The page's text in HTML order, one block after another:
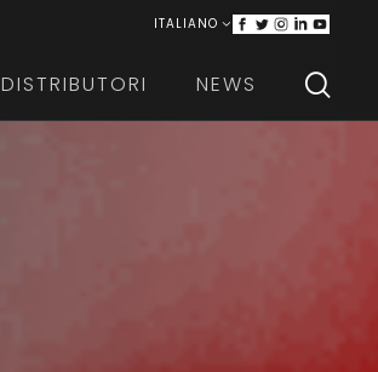
ITALIANO ENGLISH
DISTRIBUTORI NEWS